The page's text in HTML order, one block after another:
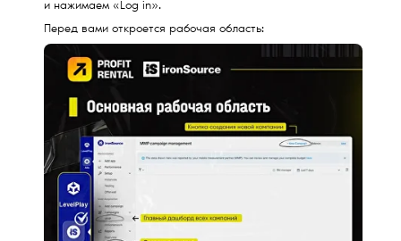
Перед вами откроется рабочая область:
и нажимаем «Log in».